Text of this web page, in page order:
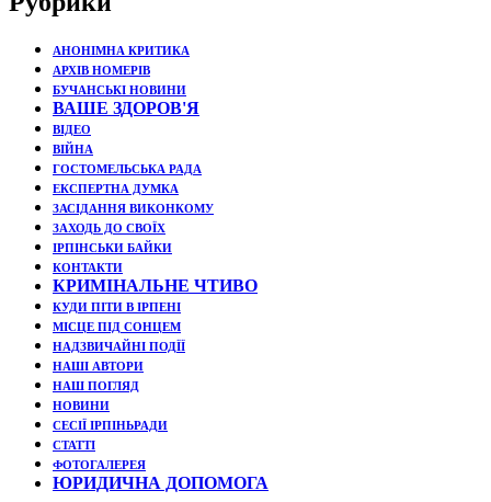
АНОНІМНА КРИТИКА
АРХІВ НОМЕРІВ
БУЧАНСЬКІ НОВИНИ
ВАШЕ ЗДОРОВ'Я
ВІДЕО
ВІЙНА
ГОСТОМЕЛЬСЬКА РАДА
ЕКСПЕРТНА ДУМКА
ЗАСІДАННЯ ВИКОНКОМУ
ЗАХОДЬ ДО СВОЇХ
ІРПІНСЬКИ БАЙКИ
КОНТАКТИ
КРИМІНАЛЬНЕ ЧТИВО
КУДИ ПІТИ В ІРПЕНІ
МІСЦЕ ПІД СОНЦЕМ
НАДЗВИЧАЙНІ ПОДЇЇ
НАШІ АВТОРИ
НАШ ПОГЛЯД
НОВИНИ
СЕСІЇ ІРПІНЬРАДИ
СТАТТІ
ФОТОГАЛЕРЕЯ
ЮРИДИЧНА ДОПОМОГА